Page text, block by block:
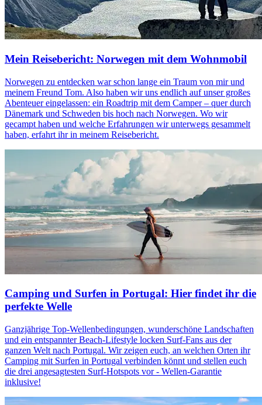
Mein Reisebericht: Norwegen mit dem Wohnmobil
Norwegen zu entdecken war schon lange ein Traum von mir und
meinem Freund Tom. Also haben wir uns endlich auf unser großes
Abenteuer eingelassen: ein Roadtrip mit dem Camper – quer durch
Dänemark und Schweden bis hoch nach Norwegen. Wo wir
gecampt haben und welche Erfahrungen wir unterwegs gesammelt
haben, erfahrt ihr in meinem Reisebericht.
Camping und Surfen in Portugal: Hier findet ihr die
perfekte Welle
Ganzjährige Top-Wellenbedingungen, wunderschöne Landschaften
und ein entspannter Beach-Lifestyle locken Surf-Fans aus der
ganzen Welt nach Portugal. Wir zeigen euch, an welchen Orten ihr
Camping mit Surfen in Portugal verbinden könnt und stellen euch
die drei angesagtesten Surf-Hotspots vor - Wellen-Garantie
inklusive!